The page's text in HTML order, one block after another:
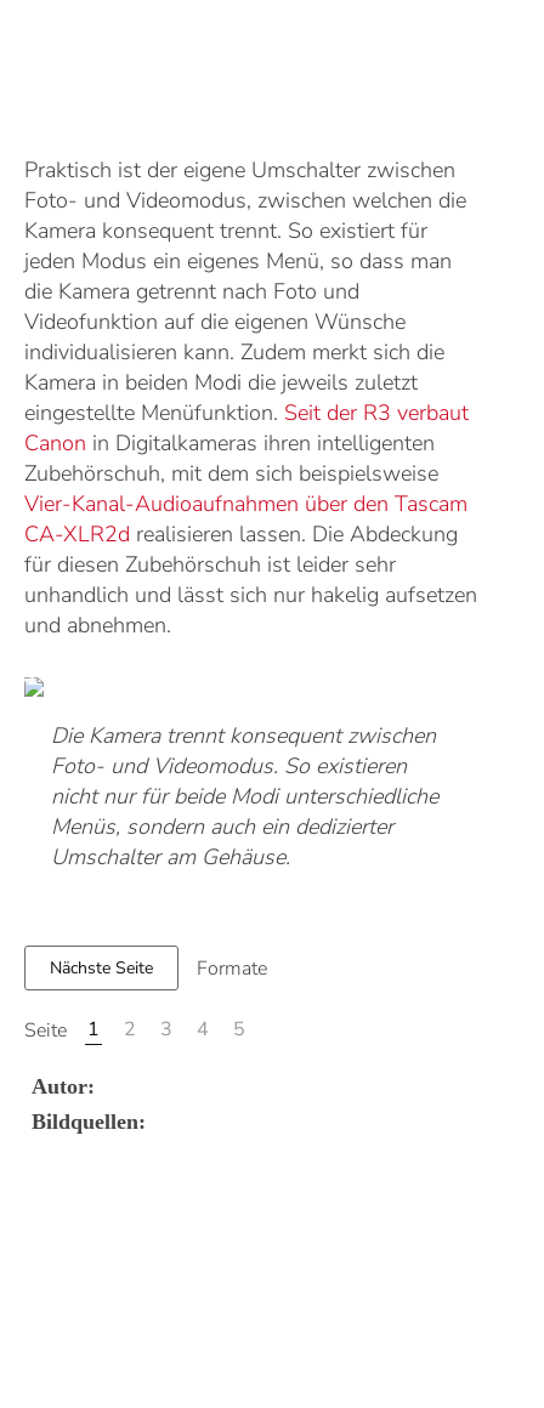
Praktisch ist der eigene Umschalter zwischen
Foto- und Videomodus, zwischen welchen die
Kamera konsequent trennt. So existiert für
jeden Modus ein eigenes Menü, so dass man
die Kamera getrennt nach Foto und
Videofunktion auf die eigenen Wünsche
individualisieren kann. Zudem merkt sich die
Kamera in beiden Modi die jeweils zuletzt
eingestellte Menüfunktion. Seit der R3 verbaut
Canon in Digitalkameras ihren intelligenten
Zubehörschuh, mit dem sich beispielsweise
Vier-Kanal-Audioaufnahmen über den Tascam
CA-XLR2d realisieren lassen. Die Abdeckung
für diesen Zubehörschuh ist leider sehr
unhandlich und lässt sich nur hakelig aufsetzen
und abnehmen.
Die Kamera trennt konsequent zwischen
Foto- und Videomodus. So existieren
nicht nur für beide Modi unterschiedliche
Menüs, sondern auch ein dedizierter
Umschalter am Gehäuse.
Nächste Seite Formate
Seite 1 2 3 4 5
Autor:
Bildquellen: